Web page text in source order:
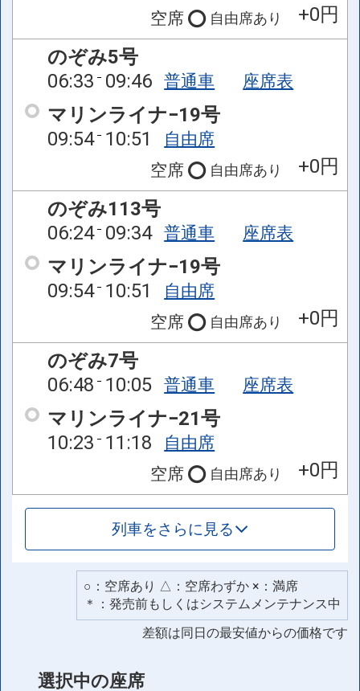
空席
自由席あり
+0円
のぞみ5号
06:33 09:46 普通車 座席表
マリンライナ−19号
09:54 10:51
自由席
空席
自由席あり
+0円
のぞみ113号
06:24 09:34 普通車 座席表
マリンライナ−19号
09:54 10:51
自由席
空席
自由席あり
+0円
のぞみ7号
06:48 10:05 普通車 座席表
マリンライナ−21号
10:23 11:18
自由席
空席
自由席あり +0円
列車をさらに見る
○：空席あり △：空席わずか ×：満席
＊：発売前もしくはシステムメンテナンス中
差額は同日の最安値からの価格です
選択中の座席